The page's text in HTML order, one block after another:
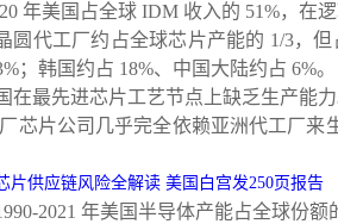
年美国占全球 IDM 收入的 51%，在
圆代工厂约占全球芯片产能的 1/3，
；韩国约占 18%、中国大陆约占 6%。
在最先进芯片工艺节点上缺乏生产能
芯片公司几乎完全依赖亚洲代工厂
2021 年美国半导体产能占全球份